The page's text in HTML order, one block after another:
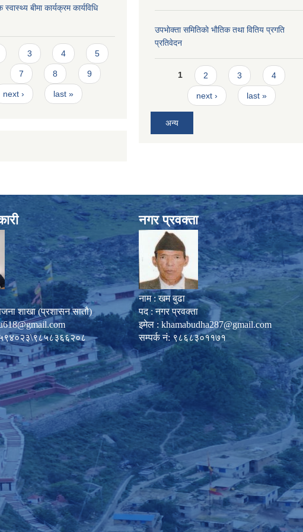
स्वास्थ्य बीमा कार्यक्रम कार्यविधि
3 4 5
7 8 9
next › last »
उपभाेक्ता समितिकाे भाैतिक तथा वितिय प्रगति
प्रतिवेदन
Pages
1 2 3 4
next › last »
अन्य
शाखा (प्रशासन सातौ)
नगर प्रवक्ता
नाम : खम बुढा
पद : नगर प्रवक्ता
इमेल : khamabudha287@gmail.com
सम्पर्क नं: ९८६८३०११७१